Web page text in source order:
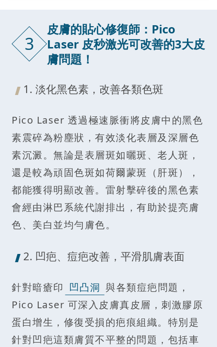
3
皮膚的貼心修復師：Pico
Laser 皮秒激光可改善的3大皮
膚問題！
1. 淡化黑色素，改善各類色斑
Pico Laser 透過極速脈衝將皮膚中的黑色
素震碎為粉塵狀，有效淡化表層及深層色
素沉澱。無論是表層斑如曬斑、老人斑，
還是較為頑固色斑如荷爾蒙斑（肝斑），
都能獲得明顯改善。雷射擊碎後的黑色素
會經由淋巴系統代謝排出，有助於提亮膚
色、美白並均勻膚色。
2. 凹疤、痘疤改善，平滑肌膚表面
針對暗瘡印 凹凸洞 與各類痘疤問題，
Pico Laser 可深入皮膚真皮層，刺激膠原
蛋白增生，修復受損的疤痕組織。特別是
針對凹疤這類膚質不平整的問題，包括車